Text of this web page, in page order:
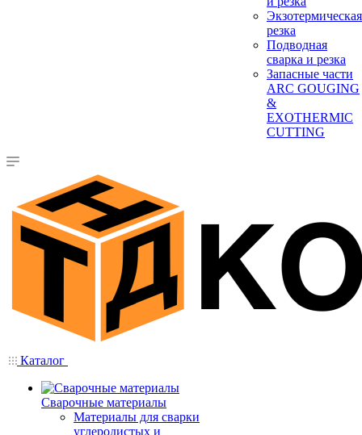
Экзотермическая
резка
Подводная
сварка и резка
Запасные части
ARC GOUGING
&
EXOTHERMIC
CUTTING
Каталог
Сварочные материалы
Материалы для сварки
углеродистых и